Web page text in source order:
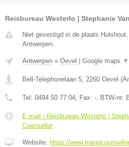
Reisbureau Westerlo | Stephanie
Niet gevestigd in de plaats
Antwerpen.
Antwerpen » Oevel Google maps ▼
Bell-Telephonelaan 5, 2260 Oevel (
Tel: 0494 50 77 04, Fax: -, BTW-nr:
E-mail › Reisbureau Westerlo |
Counsellor
Website: https://